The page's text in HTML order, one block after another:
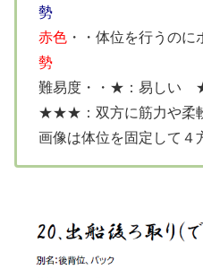
勢
赤色 ・・体位を行うのに
勢
難易度・・★：易しい
★★★：双方に筋力や柔
画像は体位を固定して４